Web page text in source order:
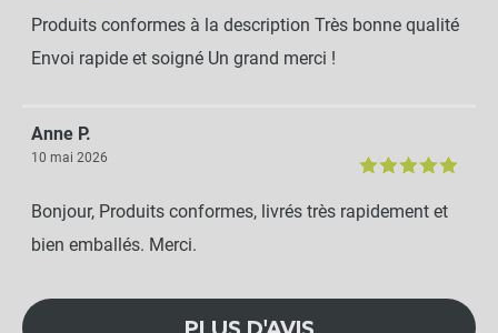
Produits conformes à la description Très bonne qualité
Envoi rapide et soigné Un grand merci !
Anne P.
10 mai 2026
Bonjour, Produits conformes, livrés très rapidement et
bien emballés. Merci.